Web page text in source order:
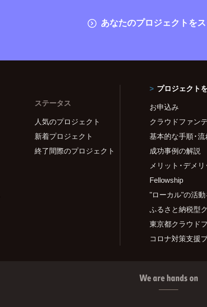
あなたのプロジェクトを
ステータス
人気のプロジェクト
新着プロジェクト
終了間際のプロジェクト
プロジェクト
お申込み
クラウドファン
基本的な手順・
成功事例の解説
メリット・デメリ
Fellowship
"ローカル"の活
ふるさと納税型
東京都クラウド
コロナ対策支援
We are hands on